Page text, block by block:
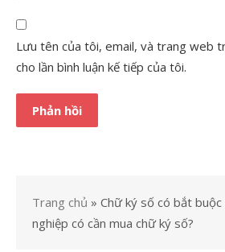
Lưu tên của tôi, email, và trang web
cho lần bình luận kế tiếp của tôi.
Trang chủ » Chữ ký số có bắt buộc
nghiệp có cần mua chữ ký số?